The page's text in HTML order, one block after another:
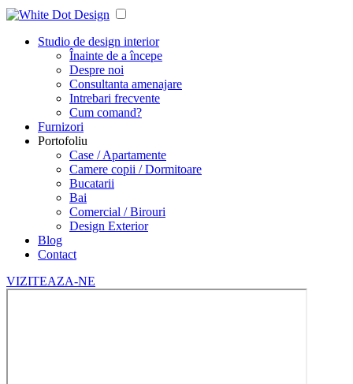
Studio de design interior
Înainte de a începe
Despre noi
Consultanta amenajare
Intrebari frecvente
Cum comand?
Furnizori
Portofoliu
Case / Apartamente
Camere copii / Dormitoare
Bucatarii
Bai
Comercial / Birouri
Design Exterior
Blog
Contact
VIZITEAZA-NE